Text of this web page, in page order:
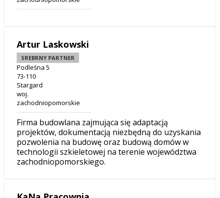
Artur Laskowski
SREBRNY PARTNER
Podleśna 5
73-110
Stargard
woj.
zachodniopomorskie
Firma budowlana zajmująca się adaptacją
projektów, dokumentacją niezbędną do uzyskania
pozwolenia na budowę oraz budową domów w
technologii szkieletowej na terenie województwa
zachodniopomorskiego.